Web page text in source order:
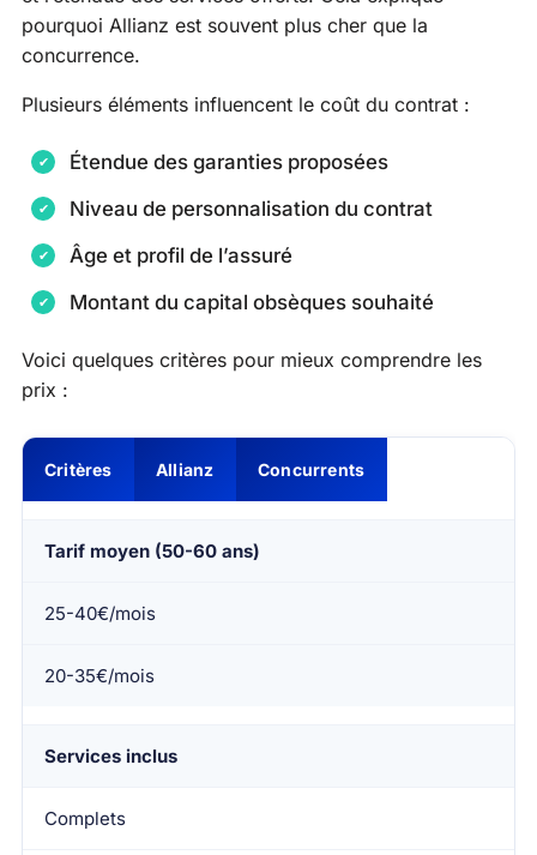
pourquoi Allianz est souvent plus cher que la
concurrence.
Plusieurs éléments influencent le coût du contrat :
Étendue des garanties proposées
Niveau de personnalisation du contrat
Âge et profil de l’assuré
Montant du capital obsèques souhaité
Voici quelques critères pour mieux comprendre les
prix :
Critères Allianz Concurrents
Tarif moyen (50-60 ans)
25-40€/mois
20-35€/mois
Services inclus
Complets